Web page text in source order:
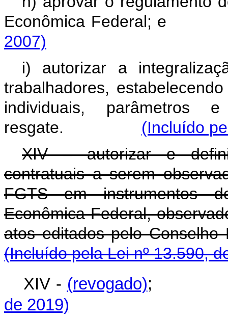
Econômica Federal;
2007)
i) autorizar a
trabalhadores,
individuais, parâmetros
resgate. (Incluído
XIV – autorizar e
contratuais a serem
FGTS em instrumentos
Econômica Federal,
atos editados pelo
(Incluído pela Lei nº 13.590,
XIV - (revogado)
de 2019)